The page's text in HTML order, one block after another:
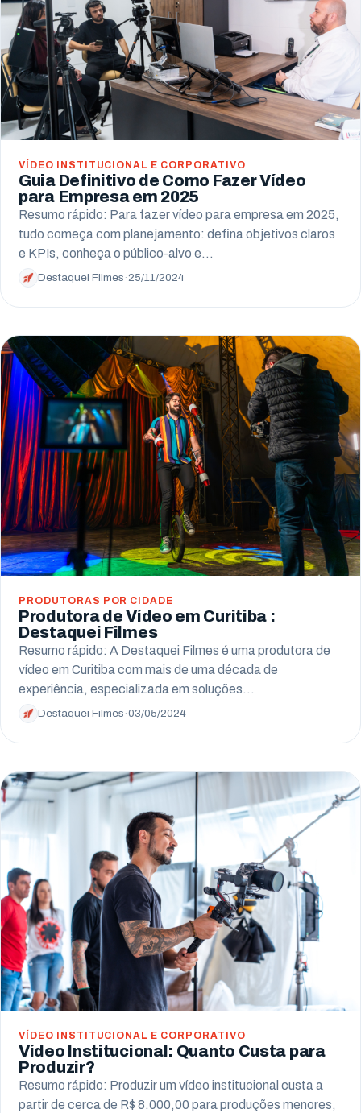
Arapongas
Umuarama
Ponta Grossa
Guarapuava
Foz do Iguaçu
Toledo
Francisco Beltrão
São José dos Pinhais
Araucária
Campo Largo
Pinhais
Almirante Tamandaré
Paranaguá
Campo Mourão
VÍDEO INSTITUCIONAL E CORPORATIVO
Guia Definitivo de Como Fazer Vídeo
para Empresa em 2025
Resumo rápido: Para fazer vídeo para empresa em 2025,
tudo começa com planejamento: defina objetivos claros
e KPIs, conheça o público-alvo e…
Destaquei Filmes ·25/11/2024
PRODUTORAS POR CIDADE
Produtora de Vídeo em Curitiba :
Destaquei Filmes
Resumo rápido: A Destaquei Filmes é uma produtora de
vídeo em Curitiba com mais de uma década de
experiência, especializada em soluções…
Destaquei Filmes ·03/05/2024
VÍDEO INSTITUCIONAL E CORPORATIVO
Vídeo Institucional: Quanto Custa para
Produzir?
Resumo rápido: Produzir um vídeo institucional custa a
partir de cerca de R$ 8.000,00 para produções menores,